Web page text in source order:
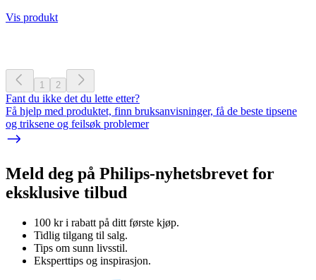
Vis produkt
1 2
Fant du ikke det du lette etter?
Få hjelp med produktet, finn bruksanvisninger, få de beste tipsene
og triksene og feilsøk problemer
Meld deg på Philips-nyhetsbrevet for
eksklusive tilbud
100 kr i rabatt på ditt første kjøp.
Tidlig tilgang til salg.
Tips om sunn livsstil.
Eksperttips og inspirasjon.